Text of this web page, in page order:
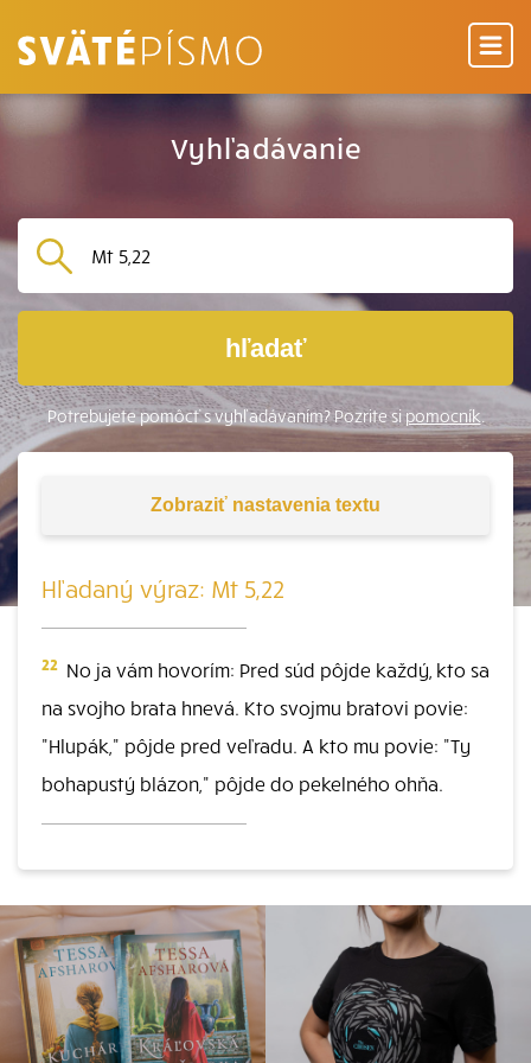
Vyhľadávanie
hľadať
Potrebujete pomôcť s vyhľadávaním? Pozrite sipomocník.
Zobraziť nastavenia textu
Hľadaný výraz: Mt 5,22
22 No ja vám hovorím: Pred súd pôjde každý, kto sa
na svojho brata hnevá. Kto svojmu bratovi povie:
"Hlupák," pôjde pred veľradu. A kto mu povie: "Ty
bohapustý blázon," pôjde do pekelného ohňa.